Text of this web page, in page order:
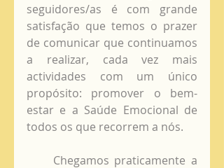
seguidores/as é com grande
satisfação que temos o prazer
de comunicar que continuamos
a realizar, cada vez mais
actividades com um único
propósito: promover o bem-
estar e a Saúde Emocional de
todos os que recorrem a nós.